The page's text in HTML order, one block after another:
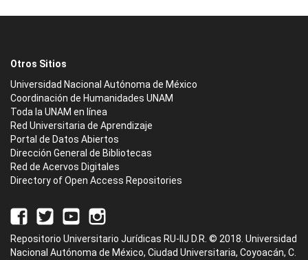
Otros Sitios
Universidad Nacional Autónoma de México
Coordinación de Humanidades UNAM
Toda la UNAM en línea
Red Universitaria de Aprendizaje
Portal de Datos Abiertos
Dirección General de Bibliotecas
Red de Acervos Digitales
Directory of Open Access Repositories
Repositorio Universitario Jurídicas RU-IIJ D.R. © 2018. Universidad
Nacional Autónoma de México, Ciudad Universitaria, Coyoacán, C.